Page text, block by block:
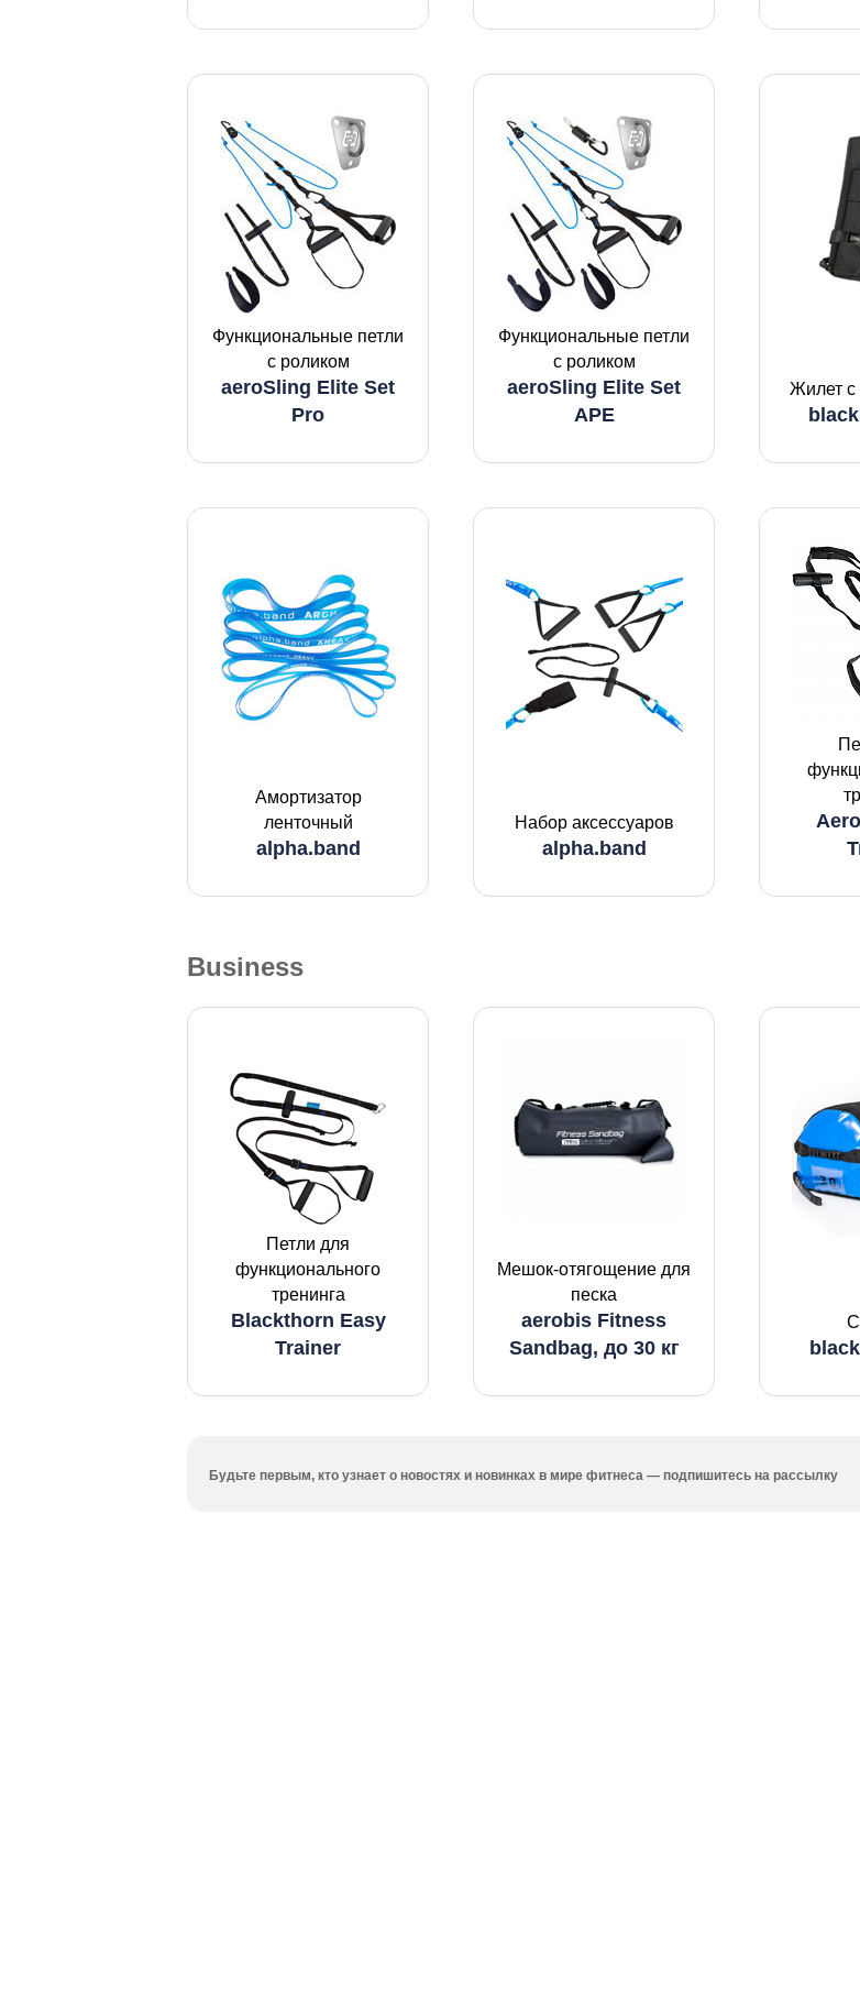
Функциональные петли
с роликом
aeroSling Elite Set
Pro
Функциональные петли
с роликом
aeroSling Elite Set
APE
Жилет с
Амортизатор
ленточный
alpha.band
Набор аксессуаров
alpha.band
Business
Петли для
функционального
тренинга
Blackthorn Easy
Trainer
Мешок-отягощение для
песка
aerobis Fitness
Sandbag, до 30 кг
Будьте первым, кто узнает о новостях и новинках в мире фитнеса — подпишитесь на рассылку